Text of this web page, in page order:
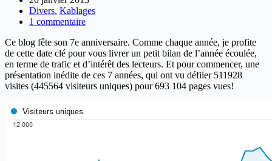
Divers, Kablages
1 commentaire
Ce blog fête son 7e anniversaire. Comme chaque année, je profite
de cette date clé pour vous livrer un petit bilan de l’année écoulée,
en terme de trafic et d’intérêt des lecteurs. Et pour commencer, une
présentation inédite de ces 7 années, qui ont vu défiler 511928
visites (445564 visiteurs uniques) pour 693 104 pages vues!